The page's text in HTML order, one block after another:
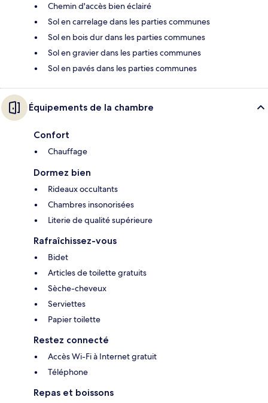
Chemin d'accès bien éclairé
Sol en carrelage dans les parties communes
Sol en bois dur dans les parties communes
Sol en gravier dans les parties communes
Sol en pavés dans les parties communes
Équipements de la chambre
Confort
Chauffage
Dormez bien
Rideaux occultants
Chambres insonorisées
Literie de qualité supérieure
Rafraîchissez-vous
Bidet
Articles de toilette gratuits
Sèche-cheveux
Serviettes
Papier toilette
Restez connecté
Accès Wi-Fi à Internet gratuit
Téléphone
Repas et boissons